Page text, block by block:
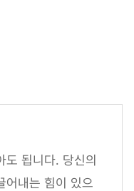
됩니다. 당신의
어내는 힘이 있으